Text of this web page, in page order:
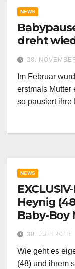
NEWS
dreht
28.
Im Februar
erstmals Mutter
so pausiert
NEWS
Heynig
Baby-Boy
30. JULI 2018
Wie geht es
(48) und ihrem